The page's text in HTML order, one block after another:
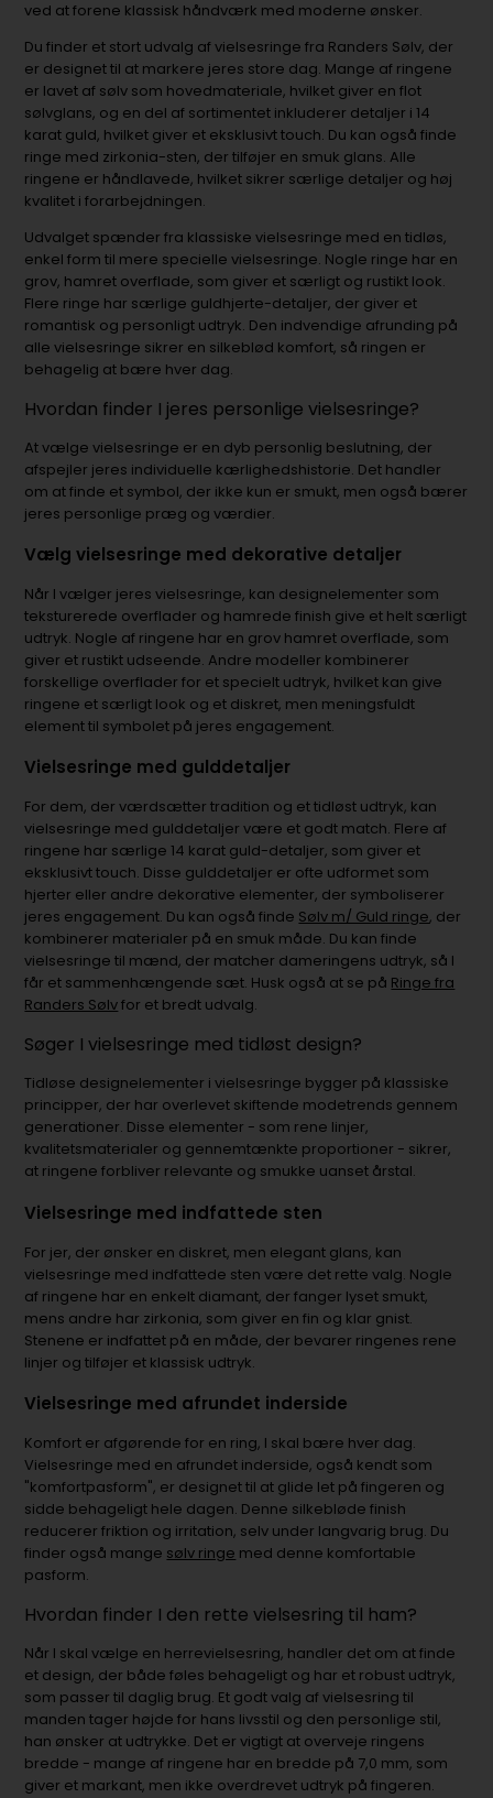
ved at forene klassisk håndværk med moderne ønsker.
Du finder et stort udvalg af vielsesringe fra Randers Sølv, der
er designet til at markere jeres store dag. Mange af ringene
er lavet af sølv som hovedmateriale, hvilket giver en flot
sølvglans, og en del af sortimentet inkluderer detaljer i 14
karat guld, hvilket giver et eksklusivt touch. Du kan også finde
ringe med zirkonia-sten, der tilføjer en smuk glans. Alle
ringene er håndlavede, hvilket sikrer særlige detaljer og høj
kvalitet i forarbejdningen.
Udvalget spænder fra klassiske vielsesringe med en tidløs,
enkel form til mere specielle vielsesringe. Nogle ringe har en
grov, hamret overflade, som giver et særligt og rustikt look.
Flere ringe har særlige guldhjerte-detaljer, der giver et
romantisk og personligt udtryk. Den indvendige afrunding på
alle vielsesringe sikrer en silkeblød komfort, så ringen er
behagelig at bære hver dag.
Hvordan finder I jeres personlige vielsesringe?
At vælge vielsesringe er en dyb personlig beslutning, der
afspejler jeres individuelle kærlighedshistorie. Det handler
om at finde et symbol, der ikke kun er smukt, men også bærer
jeres personlige præg og værdier.
Vælg vielsesringe med dekorative detaljer
Når I vælger jeres vielsesringe, kan designelementer som
teksturerede overflader og hamrede finish give et helt særligt
udtryk. Nogle af ringene har en grov hamret overflade, som
giver et rustikt udseende. Andre modeller kombinerer
forskellige overflader for et specielt udtryk, hvilket kan give
ringene et særligt look og et diskret, men meningsfuldt
element til symbolet på jeres engagement.
Vielsesringe med gulddetaljer
For dem, der værdsætter tradition og et tidløst udtryk, kan
vielsesringe med gulddetaljer være et godt match. Flere af
ringene har særlige 14 karat guld-detaljer, som giver et
eksklusivt touch. Disse gulddetaljer er ofte udformet som
hjerter eller andre dekorative elementer, der symboliserer
jeres engagement. Du kan også finde Sølv m/ Guld ringe, der
kombinerer materialer på en smuk måde. Du kan finde
vielsesringe til mænd, der matcher dameringens udtryk, så I
får et sammenhængende sæt. Husk også at se på Ringe fra
Randers Sølvfor et bredt udvalg.
Søger I vielsesringe med tidløst design?
Tidløse designelementer i vielsesringe bygger på klassiske
principper, der har overlevet skiftende modetrends gennem
generationer. Disse elementer - som rene linjer,
kvalitetsmaterialer og gennemtænkte proportioner - sikrer,
at ringene forbliver relevante og smukke uanset årstal.
Vielsesringe med indfattede sten
For jer, der ønsker en diskret, men elegant glans, kan
vielsesringe med indfattede sten være det rette valg. Nogle
af ringene har en enkelt diamant, der fanger lyset smukt,
mens andre har zirkonia, som giver en fin og klar gnist.
Stenene er indfattet på en måde, der bevarer ringenes rene
linjer og tilføjer et klassisk udtryk.
Vielsesringe med afrundet inderside
Komfort er afgørende for en ring, I skal bære hver dag.
Vielsesringe med en afrundet inderside, også kendt som
"komfortpasform", er designet til at glide let på fingeren og
sidde behageligt hele dagen. Denne silkebløde finish
reducerer friktion og irritation, selv under langvarig brug. Du
finder også mange sølv ringe med denne komfortable
pasform.
Hvordan finder I den rette vielsesring til ham?
Når I skal vælge en herrevielsesring, handler det om at finde
et design, der både føles behageligt og har et robust udtryk,
som passer til daglig brug. Et godt valg af vielsesring til
manden tager højde for hans livsstil og den personlige stil,
han ønsker at udtrykke. Det er vigtigt at overveje ringens
bredde - mange af ringene har en bredde på 7,0 mm, som
giver et markant, men ikke overdrevet udtryk på fingeren.